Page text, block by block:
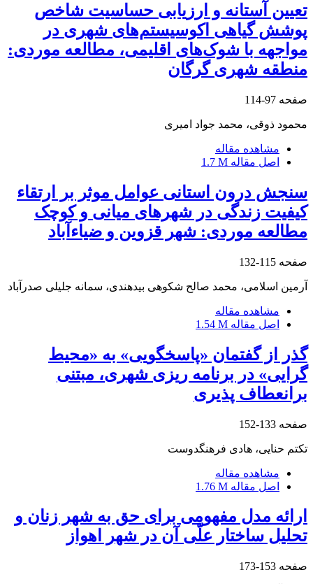
تعیین آستانه و ارزیابی حساسیت شاخص
پوشش گیاهی اکوسیستم‌های شهری در
مواجهه با شوک‌های اقلیمی، مطالعه موردی:
منطقه شهری گرگان
صفحه 97-114
محمود ذوقی، محمد جواد امیری
مشاهده مقاله
اصل مقاله 1.7 M
سنجش درون استانی عوامل موثر بر ارتقاء
کیفیت زندگی در شهرهای میانی و کوچک
مطالعه موردی: شهر قزوین و ضیاءآباد
صفحه 115-132
آرمین اسلامی، محمد صالح شکوهی بیدهندی، سمانه جلیلی صدرآباد
مشاهده مقاله
اصل مقاله 1.54 M
گذر از گفتمان «پاسخگویی» به «محیط
گرایی» در برنامه ریزی شهری، مبتنی
برانعطاف پذیری
صفحه 133-152
تکتم حنایی، هادی فرهنگدوست
مشاهده مقاله
اصل مقاله 1.76 M
ارائه مدل مفهومی برای حق به شهر زنان و
تحلیل ساختار علّی آن در شهر اهواز
صفحه 153-173